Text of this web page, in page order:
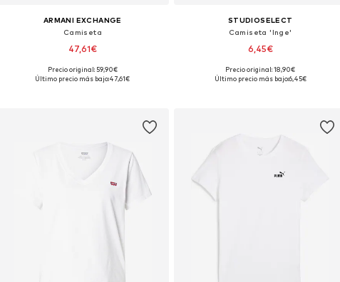
ARMANI EXCHANGE
Camiseta
47,61€
Tallas disponibles: XS, S, M, L, XL
Precio original: 59,90€
Último precio más bajo:47,61€
STUDIOSELECT
Camiseta 'Inge'
6,45€
Tallas disponibles: S, M, L
Precio original: 18,90€
Último precio más bajo:6,45€